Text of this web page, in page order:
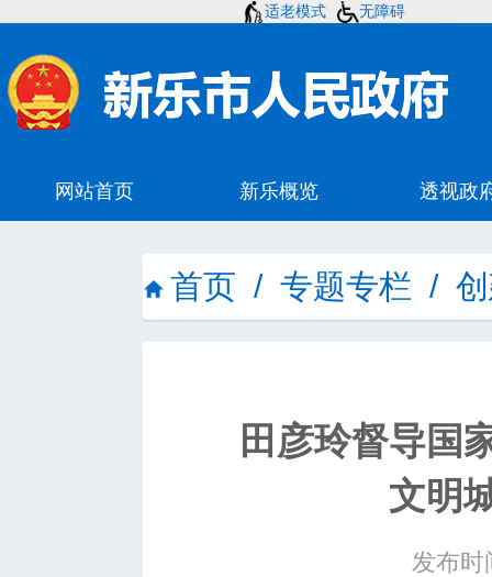
适老模式 无障碍
首页 / 专题专栏 /
田彦玲督导国
文明
发布时